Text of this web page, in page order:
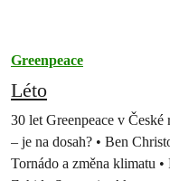
Greenpeace
Léto
30 let Greenpeace v
– je na dosah? • Ben
Tornádo a změna klimatu